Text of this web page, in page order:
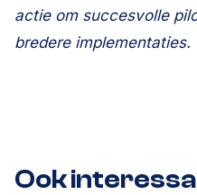
actie om succesvolle
bredere implementaties.
Ook